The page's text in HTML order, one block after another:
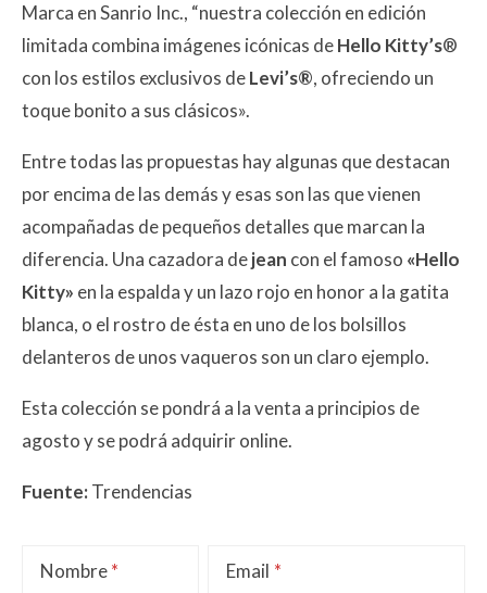
Marca en Sanrio Inc., “nuestra colección en edición
limitada combina imágenes icónicas deHello Kitty’s®
con los estilos exclusivos deLevi’s®, ofreciendo un
toque bonito a sus clásicos».
Entre todas las propuestas hay algunas que destacan
por encima de las demás y esas son las que vienen
acompañadas de pequeños detalles que marcan la
diferencia. Una cazadora dejean con el famoso «Hello
Kitty» en la espalda y un lazo rojo en honor a la gatita
blanca, o el rostro de ésta en uno de los bolsillos
delanteros de unos vaqueros son un claro ejemplo.
Esta colección se pondrá a la venta a principios de
agosto y se podrá adquirir online.
Fuente:Trendencias
Nombre Email